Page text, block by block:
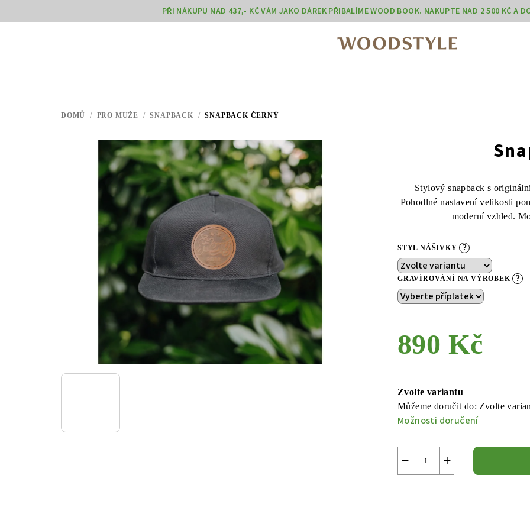
na
PŘI NÁKUPU NAD 437,- KČ VÁM JAKO DÁREK PŘIBALÍME WOOD BOOK. NAKUPTE NAD 2 500 KČ A
DOMŮ / PRO MUŽE / SNAPBACK / SNAPBACK ČERNÝ
Stylový snapback s
Pohodlné nastavení velikosti
moderní vzhled.
STYL NÁŠIVKY ?
GRAVÍROVÁNÍ NA VÝROBEK ?
890 Kč
cena:
Zvolte variantu
Můžeme doručit do: Zvolte
Možnosti doručení
+
−